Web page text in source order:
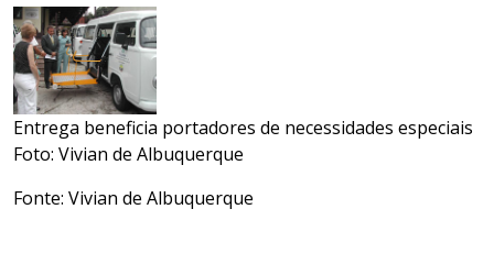
Entrega beneficia portadores de necessidades especiais
Foto: Vivian de Albuquerque
Fonte: Vivian de Albuquerque